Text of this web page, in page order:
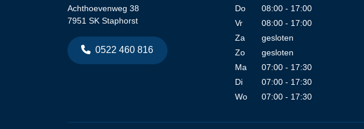
Achthoevenweg 38
7951 SK Staphorst
0522 460 816
Do
08:00 - 17:00
Vr
08:00 - 17:00
Za
gesloten
Zo
gesloten
Ma
07:00 - 17:30
Di
07:00 - 17:30
Wo
07:00 - 17:30